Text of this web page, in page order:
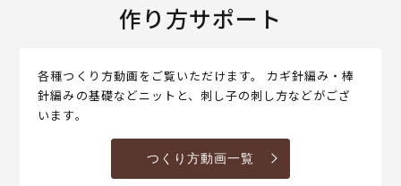
作り方サポート
各種つくり方動画をご覧いただけます。 カギ針編み・棒
針編みの基礎などニットと、刺し子の刺し方などがござ
います。
つくり方動画一覧